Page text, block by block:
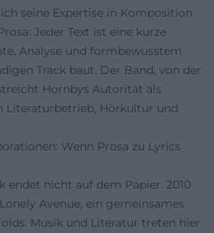
seine Expertise in Komposition
Jeder Text ist eine kurze
Analyse und formbewusstem
Track baut. Der Band, von der
Hornbys Autorität als
Literaturbetrieb, Hörkultur und
Wenn Prosa zu Lyrics
endet nicht auf dem Papier. 2010
Avenue, ein gemeinsames
Musik und Literatur treten hier